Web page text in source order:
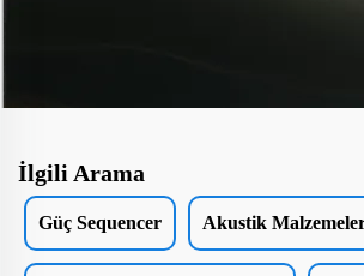
İlgili Arama
Güç Sequencer Akustik